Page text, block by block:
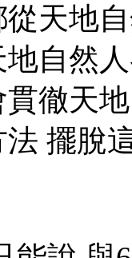
天地
自然
徹天
擺脫